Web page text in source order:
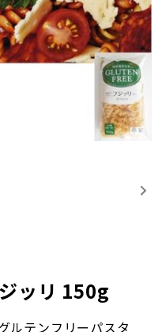
ッリ 150g
ルテンフリーパスタ